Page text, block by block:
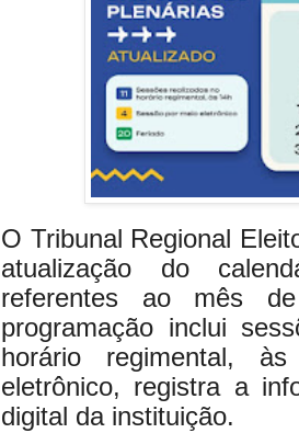
O Tribunal Regional
atualização do
referentes ao mês
programação inclui
horário regimental,
eletrônico, registra a
digital da instituição.